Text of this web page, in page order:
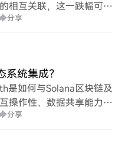
相互关联，这一跌幅可能
整体生态系统动态产生什
分享
统集成？
是如何与Solana区块链及
操作性、数据共享能力以
功能背后的机制很感兴
分享